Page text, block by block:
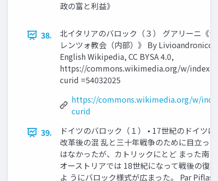
政の富と利益》
38.
北イタリアのバロック（３） グアリーニ《
レンツォ教会（内部）》 By
English Wikipedia, CC BYSA 4.0,
https://commons.wikimedia.org/w/
curid =54032025
https://commons.wikimedia.org/w/
curid
39.
ドイツのバロック（１） • 17世紀のドイツ
改革後の混 乱と三十年戦争のために目立っ
はなかったが、カトリックにとど まった南
オーストリアでは 18世紀になって戦後の復
よ うにバロック様式が広まった。 Par